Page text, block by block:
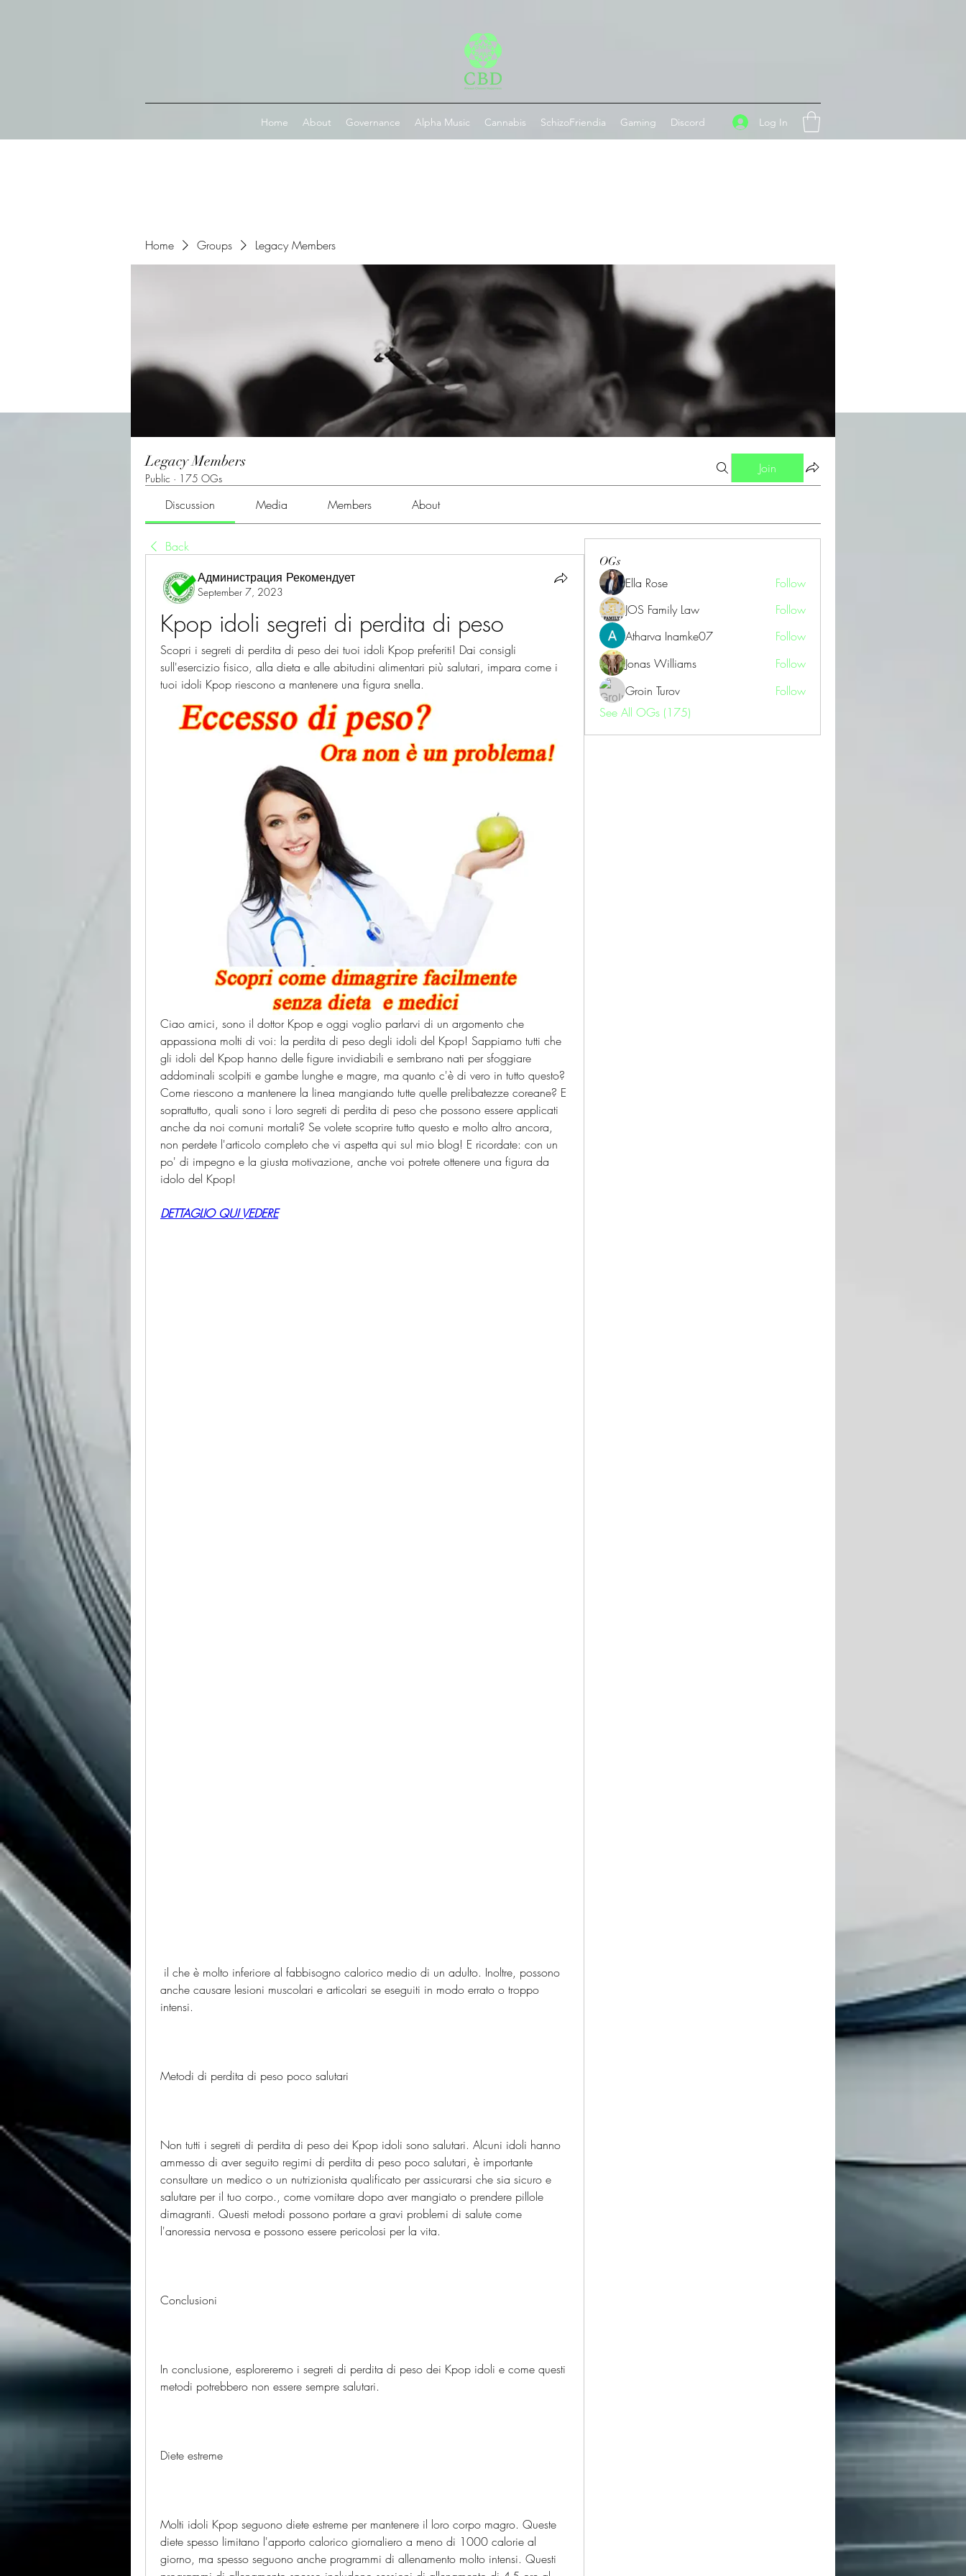
Home About Governance Alpha Music Cannabis SchizoFriendia Gaming Discord Log In
Home Groups Legacy Members
Legacy Members
Public · 175 OGs
Join
Discussion Media Members About
Back
Администрация Рекомендует
September 7, 2023
Kpop idoli segreti di perdita di peso
Scopri i segreti di perdita di peso dei tuoi idoli Kpop preferiti! Dai consigli
sull'esercizio fisico, alla dieta e alle abitudini alimentari più salutari, impara come i
tuoi idoli Kpop riescono a mantenere una figura snella.
Ciao amici, sono il dottor Kpop e oggi voglio parlarvi di un argomento che
appassiona molti di voi: la perdita di peso degli idoli del Kpop! Sappiamo tutti che
gli idoli del Kpop hanno delle figure invidiabili e sembrano nati per sfoggiare
addominali scolpiti e gambe lunghe e magre, ma quanto c'è di vero in tutto questo?
Come riescono a mantenere la linea mangiando tutte quelle prelibatezze coreane? E
soprattutto, quali sono i loro segreti di perdita di peso che possono essere applicati
anche da noi comuni mortali? Se volete scoprire tutto questo e molto altro ancora,
non perdete l'articolo completo che vi aspetta qui sul mio blog! E ricordate: con un
po' di impegno e la giusta motivazione, anche voi potrete ottenere una figura da
idolo del Kpop!
DETTAGLIO QUI VEDERE
anche causare lesioni muscolari e articolari se eseguiti in modo errato o troppo
intensi.
Metodi di perdita di peso poco salutari
Non tutti i segreti di perdita di peso dei Kpop idoli sono salutari. Alcuni idoli hanno
ammesso di aver seguito regimi di perdita di peso poco salutari, è importante
consultare un medico o un nutrizionista qualificato per assicurarsi che sia sicuro e
salutare per il tuo corpo., come vomitare dopo aver mangiato o prendere pillole
dimagranti. Questi metodi possono portare a gravi problemi di salute come
l'anoressia nervosa e possono essere pericolosi per la vita.
Conclusioni
In conclusione, esploreremo i segreti di perdita di peso dei Kpop idoli e come questi
metodi potrebbero non essere sempre salutari.
Diete estreme
Molti idoli Kpop seguono diete estreme per mantenere il loro corpo magro. Queste
diete spesso limitano l'apporto calorico giornaliero a meno di 1000 calorie al
giorno, ma spesso seguono anche programmi di allenamento molto intensi. Questi
OGs
Ella Rose
Follow
JOS Family Law
Follow
Atharva Inamke07
Follow
Jonas Williams
Follow
Groin Turov
Follow
See All OGs (175)